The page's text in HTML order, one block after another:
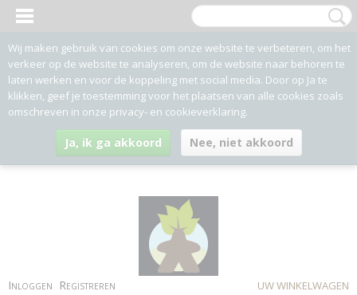
Inloggen Registreren
UW WINKELWAGEN
Wij maken gebruik van cookies om onze website te verbeteren, om het
verkeer op de website te analyseren, om de website naar behoren te
laten werken en voor de koppeling met social media. Door op Ja te
klikken, geef je toestemming voor het plaatsen van alle cookies zoals
omschreven in onze privacy- en cookieverklaring.
Ja, ik ga akkoord Nee, niet akkoord